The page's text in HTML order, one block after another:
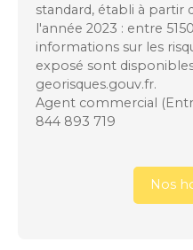
standard, établi à partir
l'année 2023 : entre
informations sur les
exposé sont
georisques.gouv.fr.
Agent commercial
844 893 719
Nos